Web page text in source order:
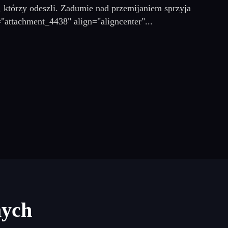
odeszli. Zadumie nad przemijaniem sprzyja
align="aligncenter"...